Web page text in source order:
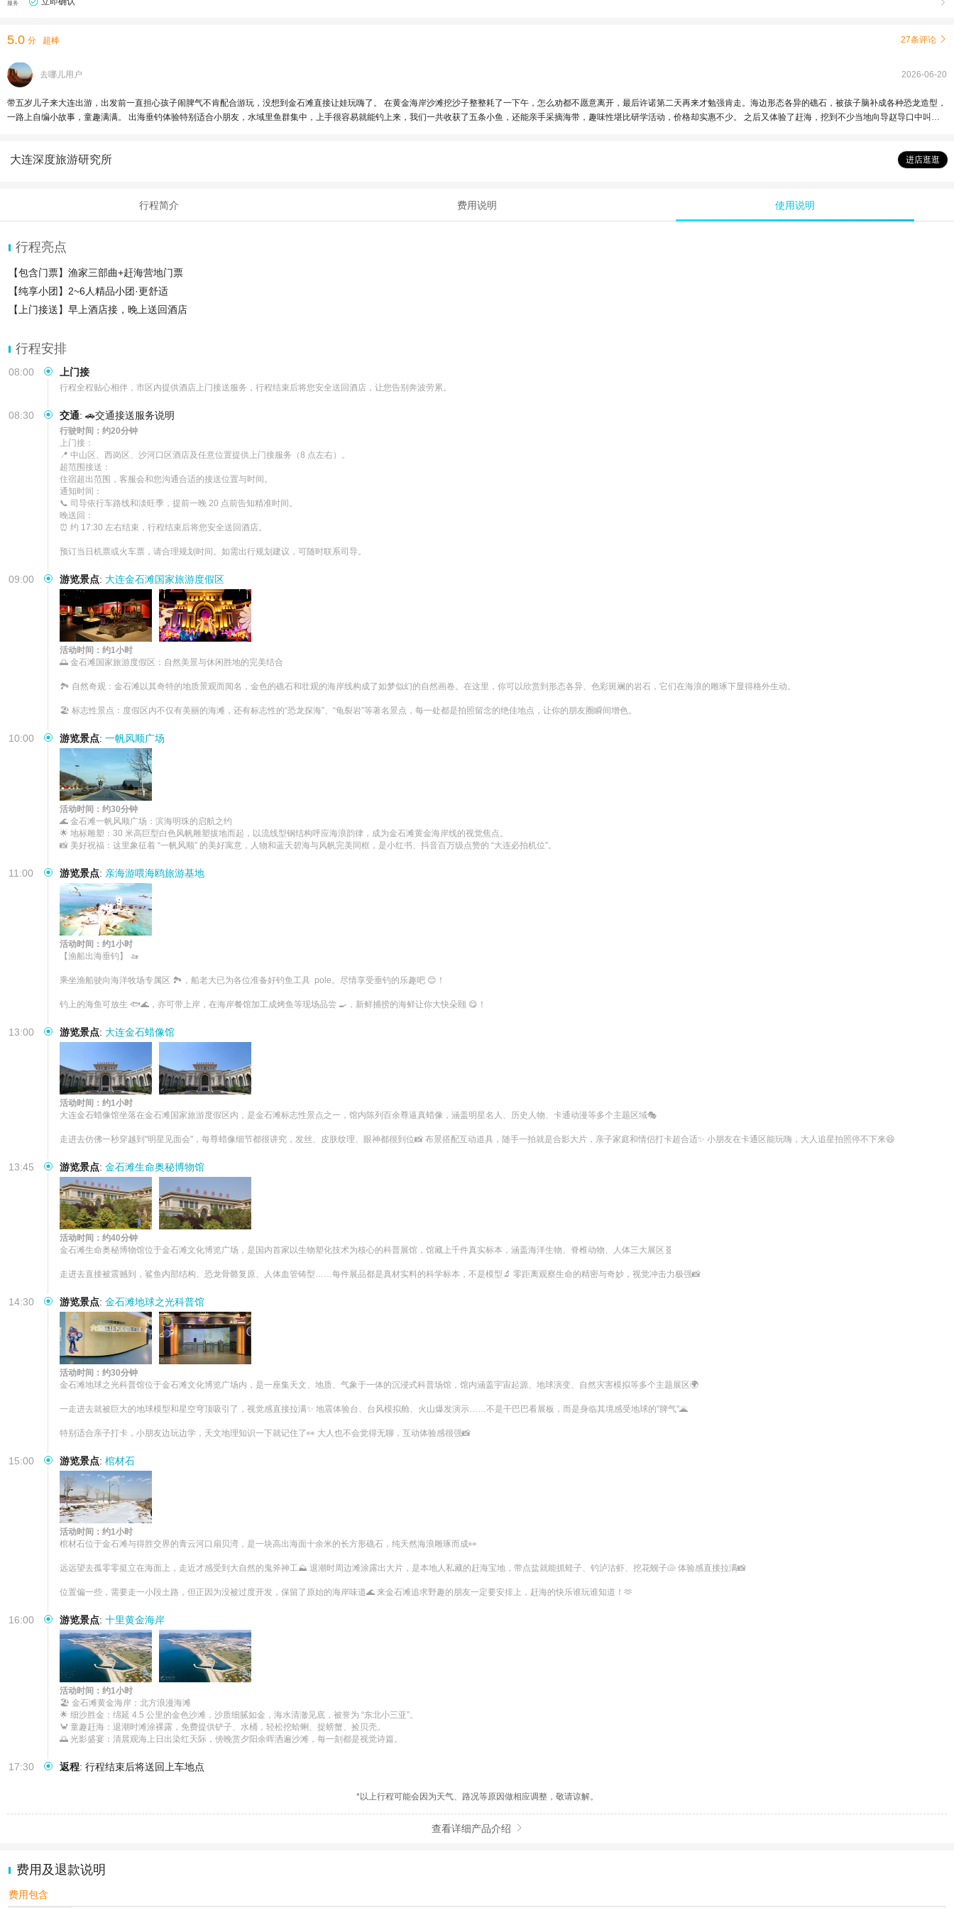
服务 
5.0 分 超棒 27条评论 
去哪儿用户 2026-06-20
带五岁儿子来大连出游，出发前一直担心孩子闹脾气不肯配合游玩，没想到金石滩直接让娃玩嗨了。 在黄金海岸沙滩挖沙子整整耗了一下午，怎么劝都不愿意离开，最后许诺第二天再来才勉强肯走。海边形态各异的礁石，被孩子脑补成各种恐龙造型，
一路上自编小故事，童趣满满。 出海垂钓体验特别适合小朋友，水域里鱼群集中，上手很容易就能钓上来，我们一共收获了五条小鱼，还能亲手采摘海带，趣味性堪比研学活动，价格却实惠不少。 之后又体验了赶海，挖到不少当地向导赵导口中叫黄
大连深度旅游研究所 进店逛逛
行程简介 费用说明 使用说明
行程亮点
【包含门票】渔家三部曲+赶海营地门票
【纯享小团】2~6人精品小团·更舒适
【上门接送】早上酒店接，晚上送回酒店
行程安排
08:00 上门接
行程全程贴心相伴，市区内提供酒店上门接送服务，行程结束后将您安全送回酒店，让您告别奔波劳累。
08:30 交通: 🚗交通接送服务说明
行驶时间：约20分钟
上门接：
📍 中山区、西岗区、沙河口区酒店及任意位置提供上门接服务（8 点左右）。
超范围接送：
住宿超出范围，客服会和您沟通合适的接送位置与时间。
通知时间：
📞 司导依行车路线和淡旺季，提前一晚 20 点前告知精准时间。
晚送回：
⏰ 约 17:30 左右结束，行程结束后将您安全送回酒店。
预订当日机票或火车票，请合理规划时间。如需出行规划建议，可随时联系司导。
09:00 游览景点: 大连金石滩国家旅游度假区
活动时间：约1小时
🌅 金石滩国家旅游度假区：自然美景与休闲胜地的完美结合
🏞️ 自然奇观：金石滩以其奇特的地质景观而闻名，金色的礁石和壮观的海岸线构成了如梦似幻的自然画卷。在这里，你可以欣赏到形态各异、色彩斑斓的岩石，它们在海浪的雕琢下显得格外生动。
🏖️ 标志性景点：度假区内不仅有美丽的海滩，还有标志性的“恐龙探海”、“龟裂岩”等著名景点，每一处都是拍照留念的绝佳地点，让你的朋友圈瞬间增色。
10:00 游览景点: 一帆风顺广场
活动时间：约30分钟
🌊 金石滩一帆风顺广场：滨海明珠的启航之约
🌟 地标雕塑：30 米高巨型白色风帆雕塑拔地而起，以流线型钢结构呼应海浪韵律，成为金石滩黄金海岸线的视觉焦点。
📸 美好祝福：这里象征着 “一帆风顺” 的美好寓意，人物和蓝天碧海与风帆完美同框，是小红书、抖音百万级点赞的 “大连必拍机位”。
11:00 游览景点: 亲海游喂海鸥旅游基地
活动时间：约1小时
【渔船出海垂钓】 🚤
乘坐渔船驶向海洋牧场专属区 🏞️，船老大已为各位准备好钓鱼工具  pole。尽情享受垂钓的乐趣吧 😊！
钓上的海鱼可放生 🐟🌊，亦可带上岸，在海岸餐馆加工成烤鱼等现场品尝 🍳，新鲜捕捞的海鲜让你大快朵颐 😋！
13:00 游览景点: 大连金石蜡像馆
活动时间：约1小时
大连金石蜡像馆坐落在金石滩国家旅游度假区内，是金石滩标志性景点之一，馆内陈列百余尊逼真蜡像，涵盖明星名人、历史人物、卡通动漫等多个主题区域🎭
走进去仿佛一秒穿越到"明星见面会"，每尊蜡像细节都很讲究，发丝、皮肤纹理、眼神都很到位📸 布景搭配互动道具，随手一拍就是合影大片，亲子家庭和情侣打卡超合适✨ 小朋友在卡通区能玩嗨，大人追星拍照停不下来😄
13:45 游览景点: 金石滩生命奥秘博物馆
活动时间：约40分钟
金石滩生命奥秘博物馆位于金石滩文化博览广场，是国内首家以生物塑化技术为核心的科普展馆，馆藏上千件真实标本，涵盖海洋生物、脊椎动物、人体三大展区🧬
走进去直接被震撼到，鲨鱼内部结构、恐龙骨骼复原、人体血管铸型……每件展品都是真材实料的科学标本，不是模型🔬 零距离观察生命的精密与奇妙，视觉冲击力极强📸
14:30 游览景点: 金石滩地球之光科普馆
活动时间：约30分钟
金石滩地球之光科普馆位于金石滩文化博览广场内，是一座集天文、地质、气象于一体的沉浸式科普场馆，馆内涵盖宇宙起源、地球演变、自然灾害模拟等多个主题展区🌍
一走进去就被巨大的地球模型和星空穹顶吸引了，视觉感直接拉满✨ 地震体验台、台风模拟舱、火山爆发演示……不是干巴巴看展板，而是身临其境感受地球的"脾气"🌋
特别适合亲子打卡，小朋友边玩边学，天文地理知识一下就记住了👀 大人也不会觉得无聊，互动体验感很强📸
15:00 游览景点: 棺材石
活动时间：约1小时
棺材石位于金石滩与得胜交界的青云河口扇贝湾，是一块高出海面十余米的长方形礁石，纯天然海浪雕琢而成👀
远远望去孤零零挺立在海面上，走近才感受到大自然的鬼斧神工⛰️ 退潮时周边滩涂露出大片，是本地人私藏的赶海宝地，带点盐就能抓蛏子、钓泸沽虾、挖花蚬子🐚 体验感直接拉满📸
位置偏一些，需要走一小段土路，但正因为没被过度开发，保留了原始的海岸味道🌊 来金石滩追求野趣的朋友一定要安排上，赶海的快乐谁玩谁知道！🫶
16:00 游览景点: 十里黄金海岸
活动时间：约1小时
🏖️ 金石滩黄金海岸：北方浪漫海滩
🌟 细沙胜金：绵延 4.5 公里的金色沙滩，沙质细腻如金，海水清澈见底，被誉为 “东北小三亚”。
🦀 童趣赶海：退潮时滩涂裸露，免费提供铲子、水桶，轻松挖蛤蜊、捉螃蟹、捡贝壳。
🌅 光影盛宴：清晨观海上日出染红天际，傍晚赏夕阳余晖洒遍沙滩，每一刻都是视觉诗篇。
17:30 返程: 行程结束后将送回上车地点
*以上行程可能会因为天气、路况等原因做相应调整，敬请谅解。
查看详细产品介绍 
费用及退款说明
费用包含